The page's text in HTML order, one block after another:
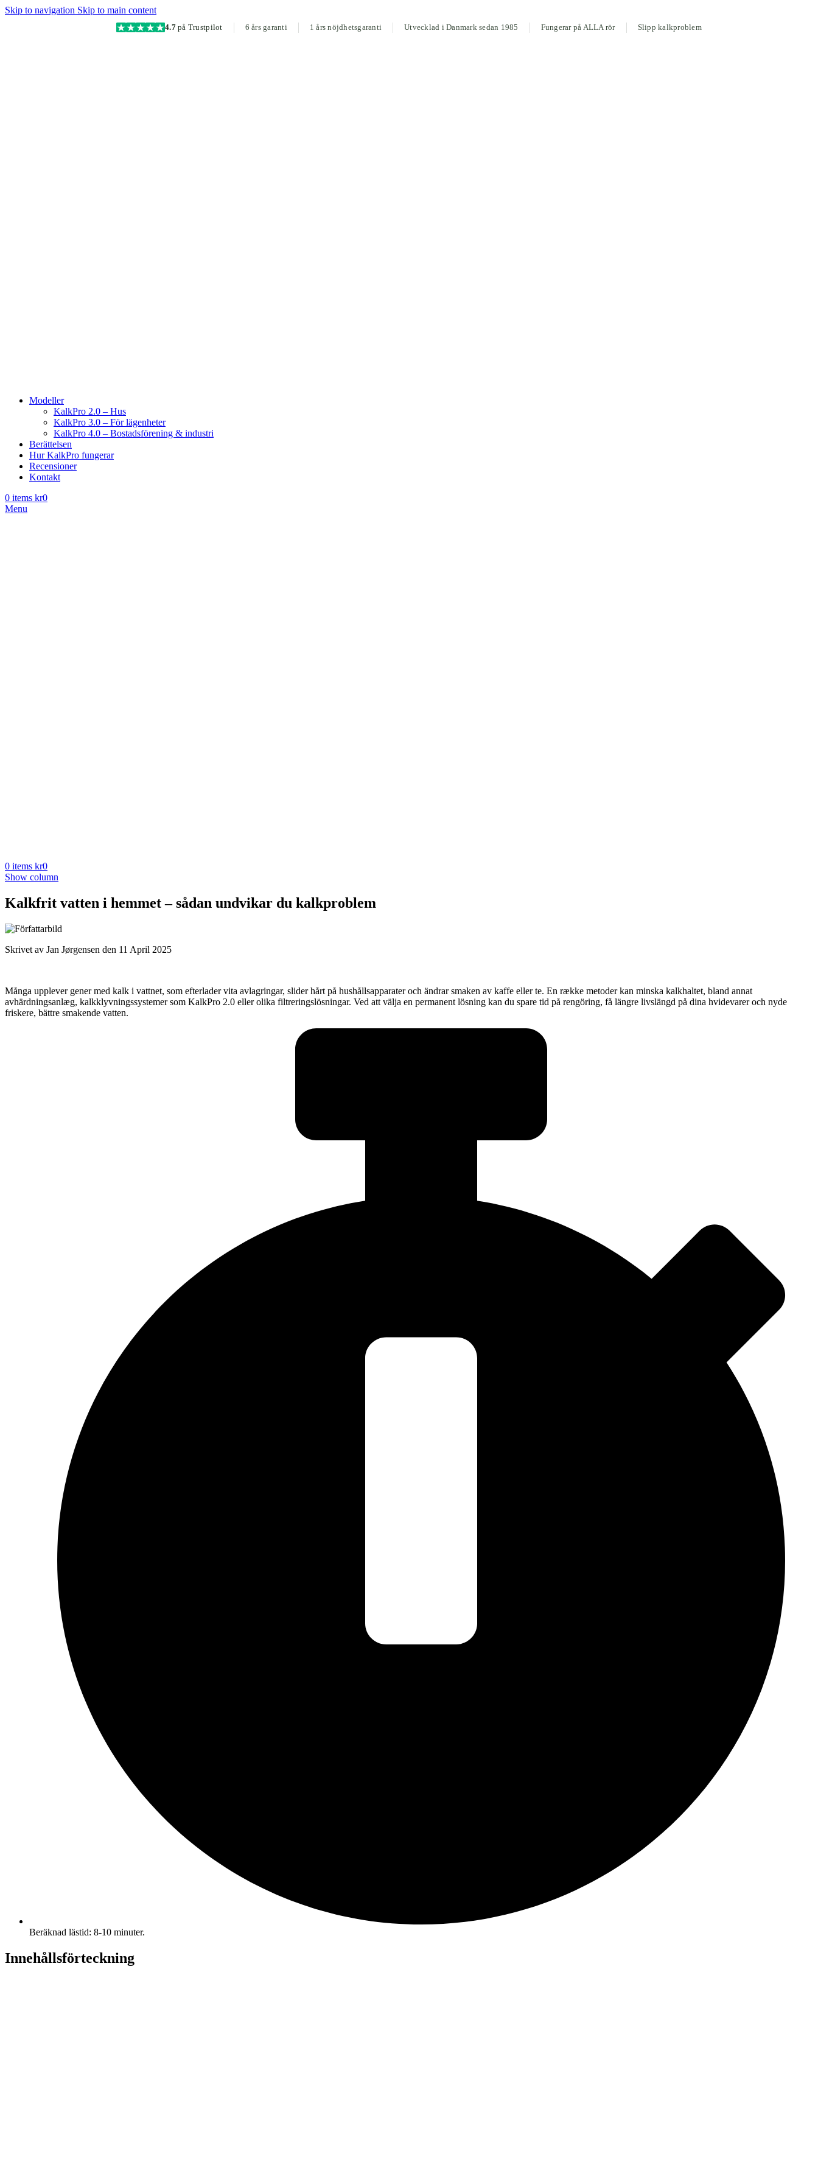
Skip to navigation Skip to main content
4.7på Trustpilot 6 års garanti 1 års nöjdhetsgaranti Utvecklad i Danmark sedan 1985 Fungerar på ALLA rör Slipp kalkproblem
Modeller
KalkPro 2.0 – Hus
KalkPro 3.0 – För lägenheter
KalkPro 4.0 – Bostadsförening & industri
Berättelsen
Hur KalkPro fungerar
Recensioner
Kontakt
0 items kr0
Menu
0 items kr0
Show column
Kalkfrit vatten i hemmet – sådan undvikar du kalkproblem
Skrivet av Jan Jørgensen den 11 April 2025
Många upplever gener med kalk i vattnet, som efterlader vita avlagringar, slider hårt på hushållsapparater och ändrar smaken av kaffe eller te. En række metoder kan minska kalkhaltet, bland annat
avhärdningsanlæg, kalkklyvningssystemer som KalkPro 2.0 eller olika filtreringslösningar. Ved att välja en permanent lösning kan du spare tid på rengöring, få längre livslängd på dina hvidevarer och nyde
friskere, bättre smakende vatten.
Beräknad lästid: 8-10 minuter.
Innehållsförteckning